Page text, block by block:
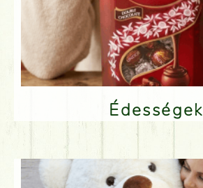
Édességek